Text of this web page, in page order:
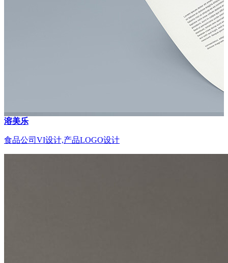
溶美乐
食品公司VI设计,产品LOGO设计